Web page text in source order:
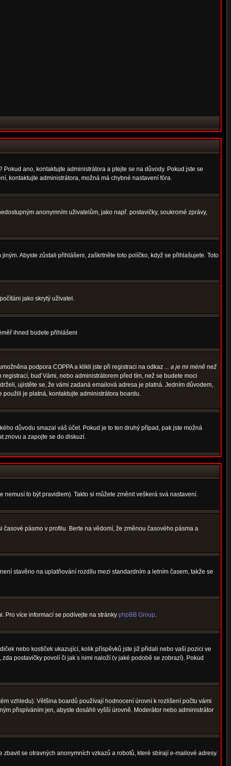
ano, kontaktujte administrátora a ptejte se na důvody. Pokud jste se
kontaktujte administrátora, možná má chybné nastavení fóra.
anonymním uživatelům, jako např. postavičky, soukromé zprávy,
Abyste zůstali přihlášeni, zaškrtněte toto políčko, když se přihlašujete. Toto
jako skrytý uživatel.
ihned budete přihlášeni
podpora COPPA a klikli jste při registraci na odkaz ... a je mi méně než
buď Vámi, nebo administrátorem před tím, než se budete moci
ujistěte se, že vámi zadaná emailová adresa je platná. Jedním důvodem,
použili je platná, kontaktujte administrátora boardu.
důvodu smazal váš účet. Pokud je to ten druhý případ, pak jste možná
znovu a zapojte se do diskuzí.
nemusí to být pravidlem). Takto si můžete změnit veškerá svá nastavení.
pásmo v profilu. Berte na vědomí, že změnou časového pásma a
stavěno na uplatňování rozdílu mezi standardním a letním časem, takže se
Pro více informací se podívejte na stránky phpBB Group.
nebo kostiček ukazující, kolik příspěvků jste již přidali nebo vaší pozici ve
postavičky povolí či jak s nimi naloží (v jaké podobě se zobrazí). Pokud
vzhledu). Většina boardů používají hodnocení úrovní k rozlišení počtu vámi
přispíváním jen, abyste dosáhli vyšší úrovně. Moderátor nebo administrátor
se otravných anonymních vzkazů a robotů, které sbírají e-mailové adresy.